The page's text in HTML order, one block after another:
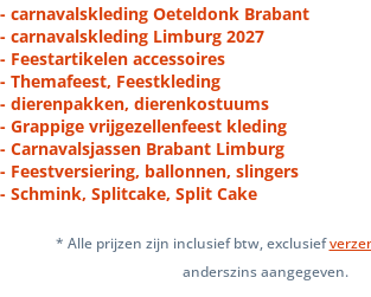
- carnavalskleding Oeteldonk Brabant
- carnavalskleding Limburg 2027
- Feestartikelen accessoires
- Themafeest, Feestkleding
- dierenpakken, dierenkostuums
- Grappige vrijgezellenfeest kleding
- Carnavalsjassen Brabant Limburg
- Feestversiering, ballonnen, slingers
- Schmink, Splitcake, Split Cake
* Alle prijzen zijn inclusief btw, exclusief
anderszins aangegeven.